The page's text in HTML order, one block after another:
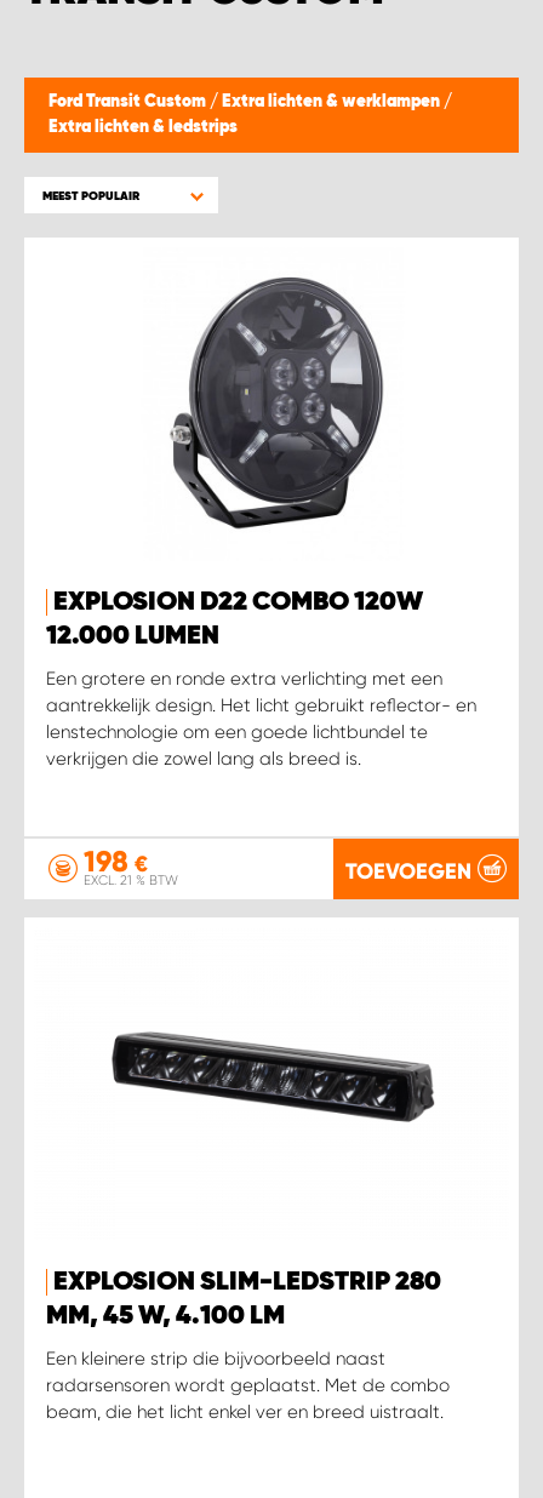
Ford Transit Custom / Extra lichten & werklampen /
Extra lichten & ledstrips
MEEST POPULAIR
EXPLOSION D22 COMBO 120W
12.000 LUMEN
Een grotere en ronde extra verlichting met een
aantrekkelijk design. Het licht gebruikt reflector- en
lenstechnologie om een goede lichtbundel te
verkrijgen die zowel lang als breed is.
198 €
EXCL. 21 % BTW TOEVOEGEN
EXPLOSION SLIM-LEDSTRIP 280
MM, 45 W, 4.100 LM
Een kleinere strip die bijvoorbeeld naast
radarsensoren wordt geplaatst. Met de combo
beam, die het licht enkel ver en breed uistraalt.
WORK SYSTEM BEST
WORK SYSTEM ELST
WORK SYSTEM GORREDIJK
WORK SYSTEM HARDERWIJK
WORK SYSTEM HARMELEN
WORK SYSTEM HARTWERD
WORK SYSTEM KOOTWIJKERBROEK
WORK SYSTEM LOPIK AUTOSERVICE BENSCHOP
WORK SYSTEM LOPIK GARAGE STUIVENBERG
WORK SYSTEM NIEUWERKERK AAN DEN IJSSEL
WORK SYSTEM RIDDERKERK
WORK SYSTEM WILLEMSTAD
WORK SYSTEM ZWARTEBROEK